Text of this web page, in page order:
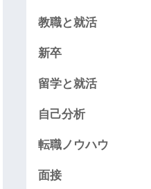
教職と就活
新卒
留学と就活
自己分析
転職ノウハウ
面接